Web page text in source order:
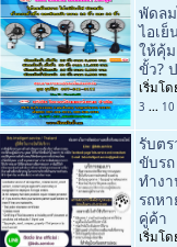
พัดล
ไอเ
ให้คุ้
ขั้ว?
เริ่มโ
3 ... 10
รับต
ขับร
ทำง
รถห
คู่ค้า
เริ่มโ